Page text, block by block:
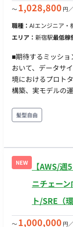
向上支援 ・課題
ント化による社内共有 ■開発環境： DB：MySQL,
Redis インフラ：
160時間） リモー
可能（フルフレッ
〜1,028,800 円
職種： AIエンジニア・
エリア： 新宿駅最低稼
■期待するミッシ
おいて、データサ
境におけるプロト
構築、実モデルの
語・画像・テーブ
す。 【機械学習モ
プロダクション環
プリケーションの
構築に加え、継続
度モニタリングの
入を行います。 担当工程：【設計・実装・テスト・保守運用】
React, SQL FW AWS, Azure, Terraform, TypeScript, Next.js,
FastAPI, Streamlit,
髪型自由
NEW
【AWS/
ニチェー
ト/SRE（
〜1,000,000 円